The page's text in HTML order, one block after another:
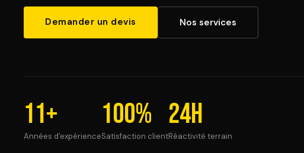
Demander un devis Nos services
11+
Années d'expérience
100%
Satisfaction client
24H
Réactivité terrain